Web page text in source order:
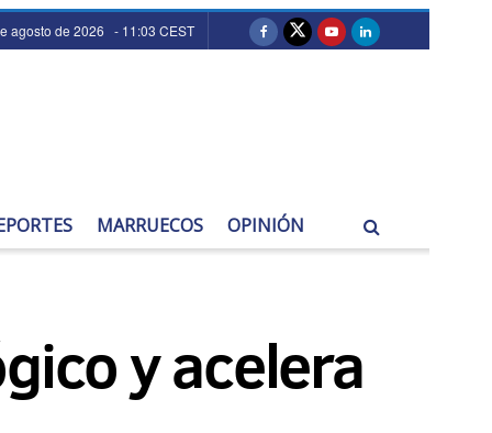
agosto de 2026 - 11:03 CEST
MARRUECOS OPINIÓN
y acelera